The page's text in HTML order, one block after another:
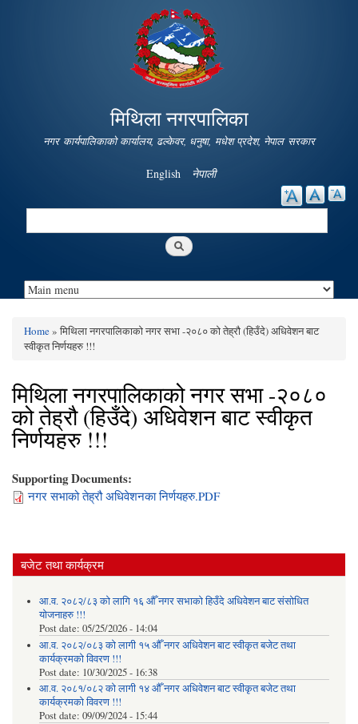
Skip to
main
content
मिथिला नगरपालिका
नगर कार्यपालिकाको कार्यालय, ढल्केवर, धनुषा, मधेश प्रदेश, नेपाल सरकार
English नेपाली
Search
You are here
Home» मिथिला नगरपालिकाको नगर सभा -२०८० को तेह्रौ (हिउँदे) अधिवेशन बाट
स्वीकृत निर्णयहरु !!!
मिथिला नगरपालिकाको नगर सभा -२०८०
को तेह्रौ (हिउँदे) अधिवेशन बाट स्वीकृत
निर्णयहरु !!!
Supporting Documents:
नगर सभाको तेह्रौ अधिवेशनका निर्णयहरु.PDF
बजेट तथा कार्यक्रम
आ.व. २०८२/८३ को लागि १६ औँ नगर सभाको हिउँदे अधिवेशन बाट संसोधित
योजनाहरु !!!
Post date: 05/25/2026 - 14:04
आ.व. २०८२/०८३ को लागी १५ औँ नगर अधिवेशन बाट स्वीकृत बजेट तथा
कार्यक्रमको विवरण !!!
Post date: 10/30/2025 - 16:38
आ.व. २०८१/०८२ को लागी १४ औँ नगर अधिवेशन बाट स्वीकृत बजेट तथा
कार्यक्रमको विवरण !!!
Post date: 09/09/2024 - 15:44